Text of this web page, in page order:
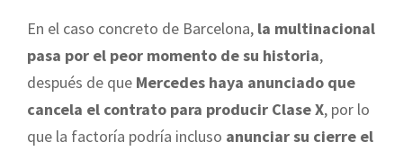
En el caso concreto de Barcelona, la multinacional
pasa por el peor momento de su historia,
después de que Mercedes haya anunciado que
cancela el contrato para producir Clase X, por lo
que la factoría podría incluso anunciar su cierre el